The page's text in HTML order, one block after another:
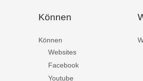
Können
Können
Websites
Facebook
Youtube